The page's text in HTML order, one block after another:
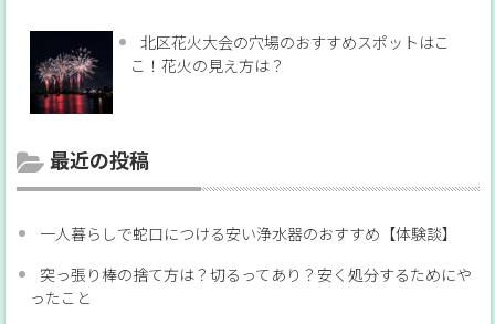
北区花火大会の穴場のおすすめスポットはこ
こ！花火の見え方は？
最近の投稿
一人暮らしで蛇口につける安い浄水器のおすすめ【体験談】
突っ張り棒の捨て方は？切るってあり？安く処分するためにや
ったこと